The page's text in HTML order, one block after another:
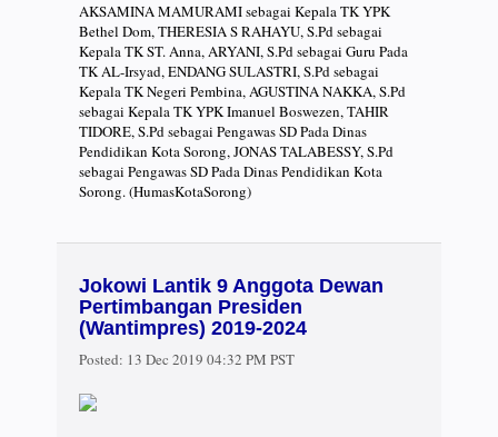
AKSAMINA MAMURAMI sebagai Kepala TK YPK
Bethel Dom, THERESIA S RAHAYU, S.Pd sebagai
Kepala TK ST. Anna, ARYANI, S.Pd sebagai Guru Pada
TK AL-Irsyad, ENDANG SULASTRI, S.Pd sebagai
Kepala TK Negeri Pembina, AGUSTINA NAKKA, S.Pd
sebagai Kepala TK YPK Imanuel Boswezen, TAHIR
TIDORE, S.Pd sebagai Pengawas SD Pada Dinas
Pendidikan Kota Sorong, JONAS TALABESSY, S.Pd
sebagai Pengawas SD Pada Dinas Pendidikan Kota
Sorong. (HumasKotaSorong)
Jokowi Lantik 9 Anggota Dewan
Pertimbangan Presiden
(Wantimpres) 2019-2024
Posted: 13 Dec 2019 04:32 PM PST